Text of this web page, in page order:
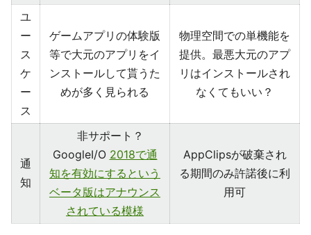
ユ
ー
ス
ケ
ー
ス
ゲームアプリの体験版
等で大元のアプリをイ
ンストールして貰うた
めが多く見られる
物理空間での単機能を
提供。最悪大元のアプ
リはインストールされ
なくてもいい？
通
知
非サポート？
GoogleI/O 2018で通
知を有効にするという
ベータ版はアナウンス
されている模様
AppClipsが破棄され
る期間のみ許諾後に利
用可